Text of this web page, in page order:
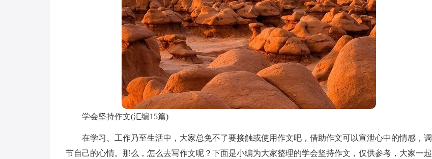
学会坚持作文(汇编15篇)
在学习、工作乃至生活中，大家总免不了要接触或使用作文吧，借助作文可以宣泄心中的情感，调
节自己的心情。那么，怎么去写作文呢？下面是小编为大家整理的学会坚持作文，仅供参考，大家一起